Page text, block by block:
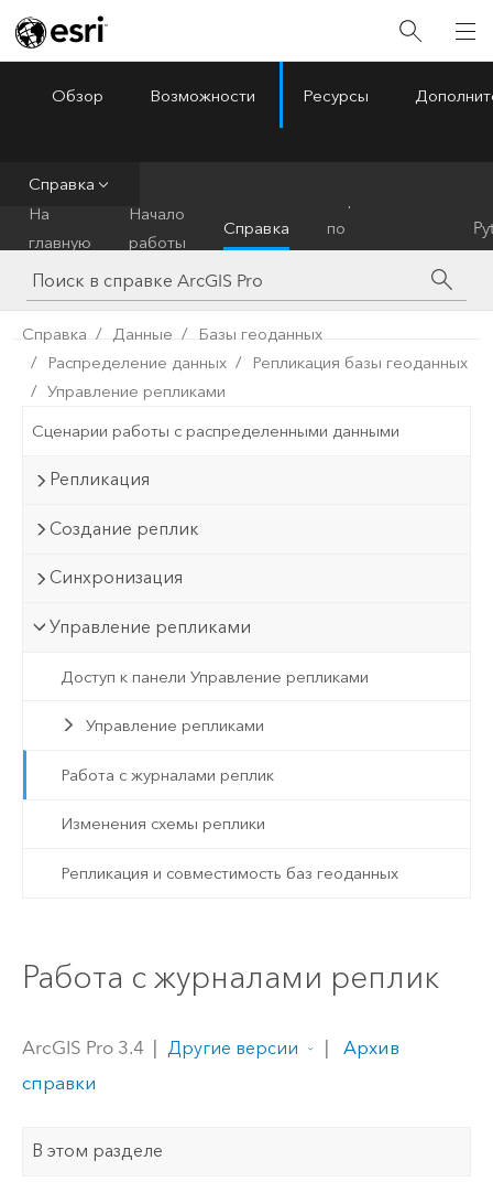
ArcGIS Pro
Обзор Возможности Ресурсы
Справка
На
главную
Начало
работы
Справка
по
инструментам
Справка Данные
Базы геоданных
Распределение данных
Репликация базы геоданных
Управление репликами
Сценарии работы с распределенными данными
Репликация
Создание реплик
Синхронизация
Управление репликами
Доступ к панели Управление репликами
Управление репликами
Работа с журналами реплик
Изменения схемы реплики
Репликация и совместимость баз геоданных
Работа с журналами реплик
ArcGIS Pro 3.4 | Другие версии |
Архив
справки
В этом разделе